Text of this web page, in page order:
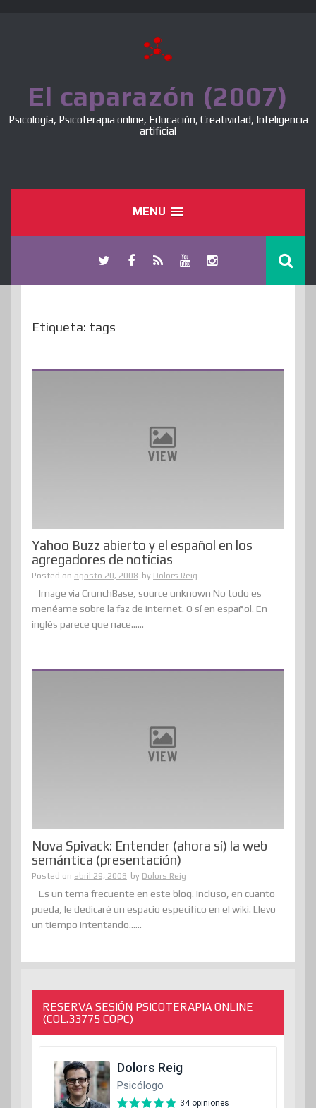
El caparazón (2007)
Psicología, Psicoterapia online, Educación, Creatividad, Inteligencia
artificial
MENU
Etiqueta: tags
Yahoo Buzz abierto y el español en los
agregadores de noticias
Posted on agosto 20, 2008 by Dolors Reig
Image via CrunchBase, source unknown No todo es
menéame sobre la faz de internet. O sí en español. En
inglés parece que nace......
Nova Spivack: Entender (ahora sí) la web
semántica (presentación)
Posted on abril 29, 2008 by Dolors Reig
Es un tema frecuente en este blog. Incluso, en cuanto
pueda, le dedicaré un espacio específico en el wiki. Llevo
un tiempo intentando......
RESERVA SESIÓN PSICOTERAPIA ONLINE
(COL.33775 COPC)